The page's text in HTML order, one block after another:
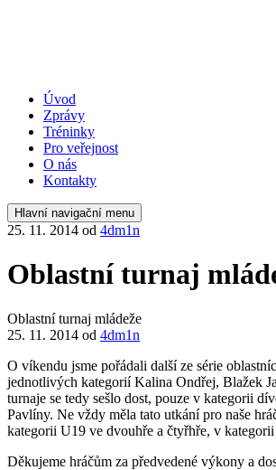
Úvod
Zprávy
Tréninky
Pro veřejnost
O nás
Kontakty
Hlavní navigační menu
25. 11. 2014 od 4dm1n
Oblastní turnaj
Oblastní turnaj mládeže
25. 11. 2014 od 4dm1n
O víkendu jsme pořádali další ze série
jednotlivých kategorií Kalina Ondřej, Blažek
turnaje se tedy sešlo dost, pouze v kategorii
Pavlíny. Ne vždy měla tato utkání pro naše
kategorii U19 ve dvouhře a čtyřhře, v
Děkujeme hráčům za předvedené výkony a